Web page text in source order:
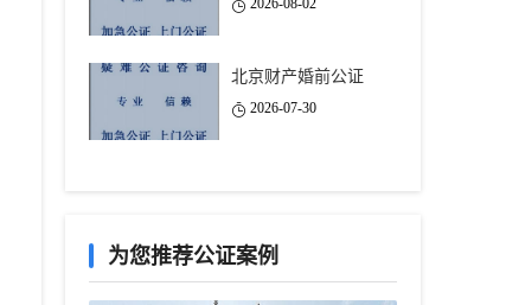
2026-08-02
北京财产婚前公证
2026-07-30
为您推荐公证案例